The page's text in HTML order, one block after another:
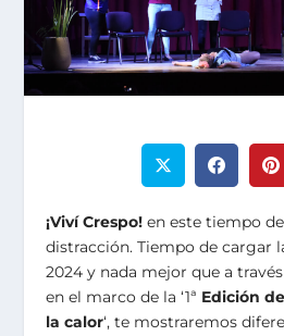
¡Viví Crespo!en este tiempo
distracción. Tiempo de cargar
2024 y nada mejor que a
en el marco de la ‘1ª Edición
la calor‘, te mostraremos